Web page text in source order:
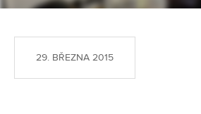
29. BŘEZNA 2015